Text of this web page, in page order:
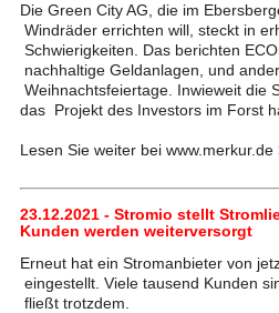
Die Green City AG, die im
Windräder errichten will, steckt in
Schwierigkeiten. Das berichten
nachhaltige Geldanlagen, und
Weihnachtsfeiertage. Inwieweit die
das Projekt des Investors im Forst
Lesen Sie weiter bei www.merkur.de
23.12.2021 - Stromio stellt
Kunden werden weiterversorgt
Erneut hat ein Stromanbieter von
eingestellt. Viele tausend Kunden
fließt trotzdem.